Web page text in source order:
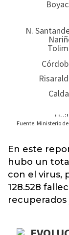
En este
hubo un
con el virus,
128.528
recuperados